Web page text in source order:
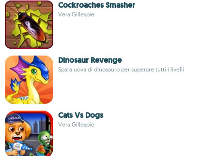
Cockroaches Smasher
Vera Gillespie
Dinosaur Revenge
Spara uova di dinosauro per superare tutti i livelli
Cats Vs Dogs
Vera Gillespie